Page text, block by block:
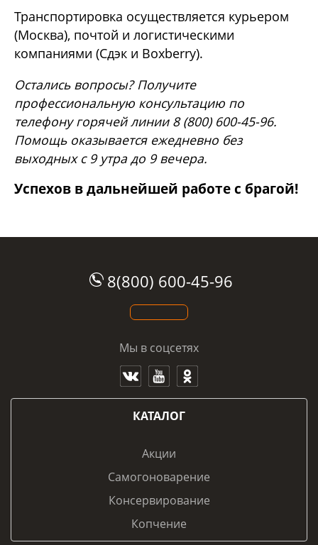
Транспортировка осуществляется курьером
(Москва), почтой и логистическими
компаниями (Сдэк и Boxberry).
Остались вопросы? Получите
профессиональную консультацию по
телефону горячей линии 8 (800) 600-45-96.
Помощь оказывается ежедневно без
выходных с 9 утра до 9 вечера.
Успехов в дальнейшей работе с брагой!
8(800) 600-45-96
Мы в соцсетях
КАТАЛОГ
Акции
Самогоноварение
Консервирование
Копчение